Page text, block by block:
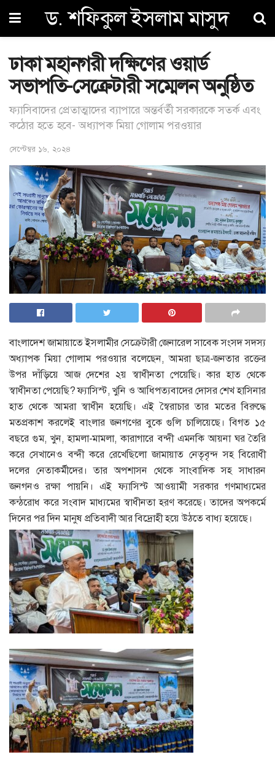
ড. শফিকুল ইসলাম মাসুদ
ঢাকা মহানগরী দক্ষিণের ওয়ার্ড
সভাপতি-সেক্রেটারী সম্মেলন অনুষ্ঠিত
ফ্যাসিবাদের প্রেতাত্মাদের ব্যাপারে অন্তর্বর্তী সরকারকে সতর্ক এবং
কঠোর হতে হবে- অধ্যাপক মিয়া গোলাম পরওয়ার
সেপ্টেম্বর ১৬, ২০২৪
বাংলাদেশ জামায়াতে ইসলামীর সেক্রেটারী জেনারেল সাবেক সংসদ সদস্য
অধ্যাপক মিয়া গোলাম পরওয়ার বলেছেন, আমরা ছাত্র-জনতার রক্তের
উপর দাঁড়িয়ে আজ দেশের ২য় স্বাধীনতা পেয়েছি। কার হাত থেকে
স্বাধীনতা পেয়েছি? ফ্যাসিস্ট, খুনি ও আধিপত্যবাদের দোসর শেখ হাসিনার
হাত থেকে আমরা স্বাধীন হয়েছি। এই স্বৈরাচার তার মতের বিরুদ্ধে
মতপ্রকাশ করলেই বাংলার জনগণের বুকে গুলি চালিয়েছে। বিগত ১৫
বছরে গুম, খুন, হামলা-মামলা, কারাগারে বন্দী এমনকি আয়না ঘর তৈরি
করে সেখানেও বন্দী করে রেখেছিলো জামায়াত নেতৃবৃন্দ সহ বিরোধী
দলের নেতাকর্মীদের। তার অপশাসন থেকে সাংবাদিক সহ সাধারন
জনগনও রক্ষা পায়নি। এই ফ্যাসিস্ট আওয়ামী সরকার গণমাধ্যমের
কন্ঠরোধ করে সংবাদ মাধ্যমের স্বাধীনতা হরণ করেছে। তাদের অপকর্মে
দিনের পর দিন মানুষ প্রতিবাদী আর বিদ্রোহী হয়ে উঠতে বাধ্য হয়েছে।